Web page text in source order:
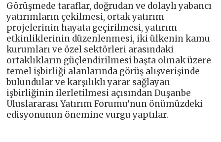
Görüşmede taraflar, doğrudan ve dolaylı yabancı
yatırımların çekilmesi, ortak yatırım
projelerinin hayata geçirilmesi, yatırım
etkinliklerinin düzenlenmesi, iki ülkenin kamu
kurumları ve özel sektörleri arasındaki
ortaklıkların güçlendirilmesi başta olmak üzere
temel işbirliği alanlarında görüş alışverişinde
bulundular ve karşılıklı yarar sağlayan
işbirliğinin ilerletilmesi açısından Duşanbe
Uluslararası Yatırım Forumu’nun önümüzdeki
edisyonunun önemine vurgu yaptılar.